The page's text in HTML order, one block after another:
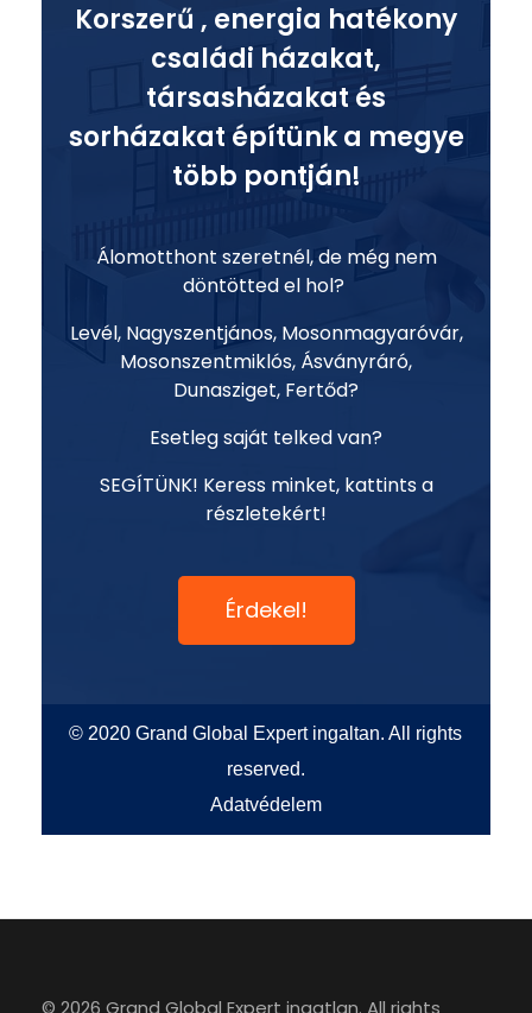
Korszerű , energia hatékony
családi házakat,
társasházakat és
sorházakat építünk a megye
több pontján!
Álomotthont szeretnél, de még nem
döntötted el hol?
Levél, Nagyszentjános, Mosonmagyaróvár,
Mosonszentmiklós, Ásványráró,
Dunasziget, Fertőd?
Esetleg saját telked van?
SEGÍTÜNK! Keress minket, kattints a
részletekért!
Érdekel!
© 2020 Grand Global Expert ingaltan. All rights
reserved.
Adatvédelem